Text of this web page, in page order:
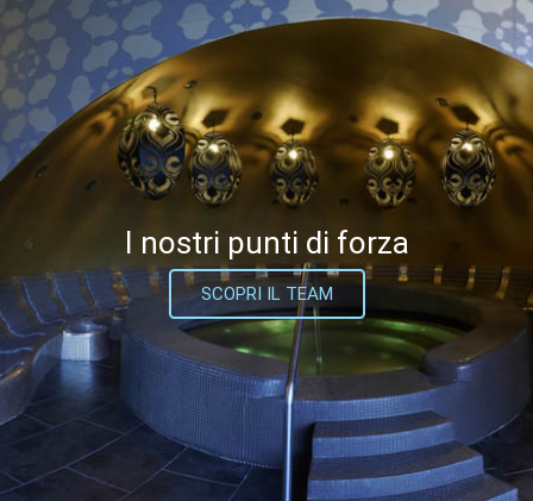
I nostri punti di forza
SCOPRI IL TEAM